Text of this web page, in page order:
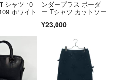
シャツ 10
ホワイト
ンダープラス ボーダ
ー Tシャツ カットソー
¥23,000